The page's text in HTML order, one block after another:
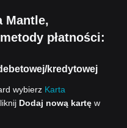
Mantle,
płatności:
kredytowej
wybierz Karta
Dodaj nową kartę w